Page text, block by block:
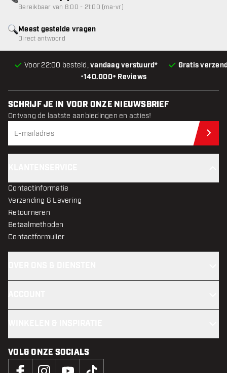
•140.000+ Reviews
Voor 22:00 besteld,vandaag verstuurd* Gratis
Meest gestelde vragen
Direct antwoord
Bereikbaar van 8:00 - 21:00 (ma-vr)
SCHRIJF JE IN VOOR ONZE NIEUWSBRIEF
Ontvang de laatste aanbiedingen en acties!
Contactinformatie
Verzending & Levering
Retourneren
Betaalmethoden
Contactformulier
VOLG ONZE SOCIALS